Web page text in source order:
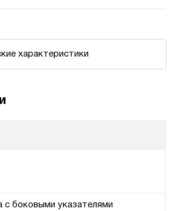
характеристики
с боковыми указателями